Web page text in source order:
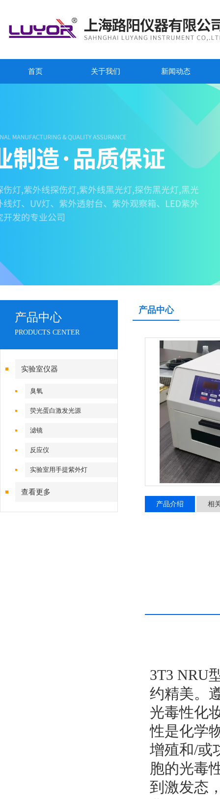
首页 关于我们 新闻动态
产品中心
PRODUCTS CENTER
实验室仪器
臭氧
荧光蛋白激发光源
滤镜
反应仪
实验室用手提紫外灯
查看更多
产品中心
产品介绍 相
3T3 NRU
约精美。
光毒性化
性是化学
增殖和/或
胞的光毒
到激发态